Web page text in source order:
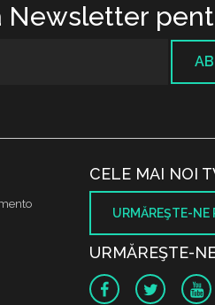
Newsletter
CELE MAI NOI
URMĂREŞTE-NE
URMĂREŞTE-